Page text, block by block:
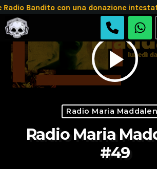
Bandito con una donazione
play_arrow
Radio Maria
Radio Maria
#49